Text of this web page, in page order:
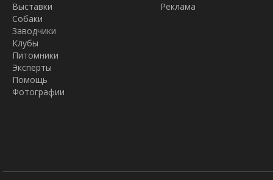
Выставки
Собаки
Заводчики
Клубы
Питомники
Эксперты
Помощь
Фотографии
Реклама